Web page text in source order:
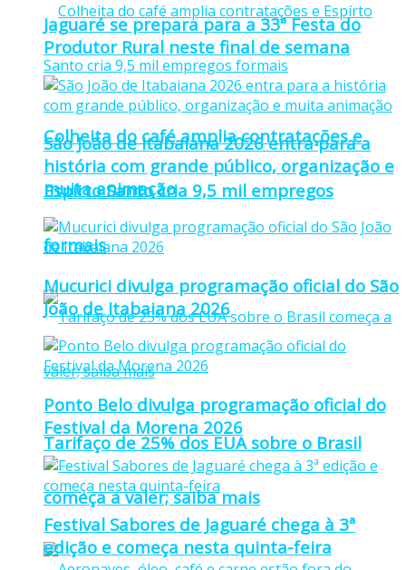
Colheita do café amplia contratações e
Espírto Santo cria 9,5 mil empregos
formais
Tarifaço de 25% dos EUA sobre o Brasil
começa a valer; saiba mais
Jaguaré se prepara para a 33ª Festa do
Produtor Rural neste final de semana
São João de Itabaiana 2026 entra para a
história com grande público, organização e
muita animação
Mucurici divulga programação oficial do São
João de Itabaiana 2026
Ponto Belo divulga programação oficial do
Festival da Morena 2026
Festival Sabores de Jaguaré chega à 3ª
edição e começa nesta quinta-feira